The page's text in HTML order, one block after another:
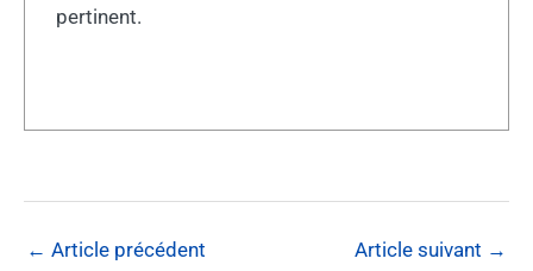
pertinent.
← Article précédent Article suivant →